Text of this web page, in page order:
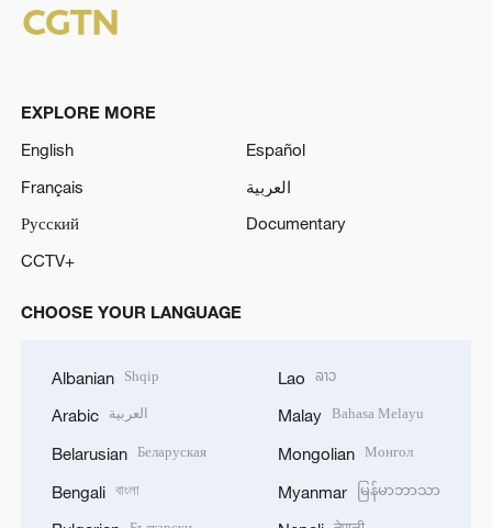
EXPLORE MORE
English
Español
Français
العربية
Русский
Documentary
CCTV+
CHOOSE YOUR LANGUAGE
Albanian Shqip
Arabic العربية
Belarusian Беларуская
Bengali বাংলা
Lao ລາວ
Malay Bahasa Melayu
Mongolian Монгол
Myanmar မြန်မာဘာသာ